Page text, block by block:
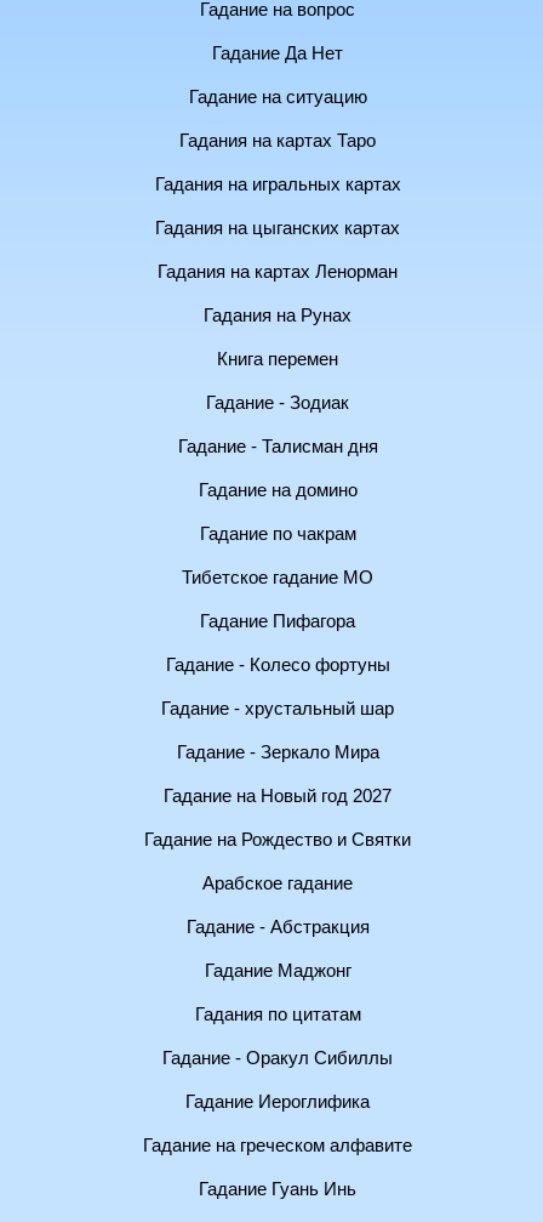
Гадание на вопрос
Гадание Да Нет
Гадание на ситуацию
Гадания на картах Таро
Гадания на игральных картах
Гадания на цыганских картах
Гадания на картах Ленорман
Гадания на Рунах
Книга перемен
Гадание - Зодиак
Гадание - Талисман дня
Гадание на домино
Гадание по чакрам
Тибетское гадание МО
Гадание Пифагора
Гадание - Колесо фортуны
Гадание - хрустальный шар
Гадание - Зеркало Мира
Гадание на Новый год 2027
Гадание на Рождество и Святки
Арабское гадание
Гадание - Абстракция
Гадание Маджонг
Гадания по цитатам
Гадание - Оракул Сибиллы
Гадание Иероглифика
Гадание на греческом алфавите
Гадание Гуань Инь